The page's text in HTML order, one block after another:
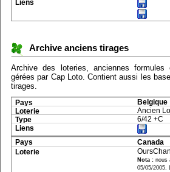
Archive anciens tirages
Archive des loteries, anciennes formules
gérées par Cap Loto. Contient aussi les
tirages.
Belgique
Ancien
6/42 +C
Canada
Nota : nous
05/05/2005.